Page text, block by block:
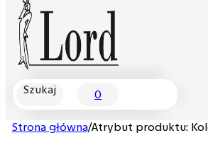
Szukaj 0
Strona główna/Atrybut produktu: